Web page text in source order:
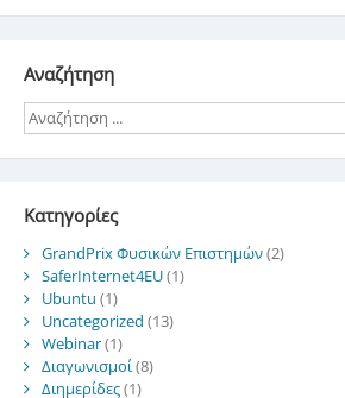
Αναζήτηση
Kατηγορίες
GrandPrix Φυσικών Επιστημών(2)
SaferInternet4EU(1)
Ubuntu (1)
Uncategorized (13)
Webinar(1)
Διαγωνισμοί(8)
Διημερίδες(1)